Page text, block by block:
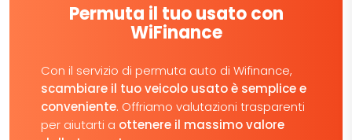
Permuta il tuo usato con
WiFinance
Con il servizio di permuta auto di Wifinance,
scambiare il tuo veicolo usato è semplice e
conveniente. Offriamo valutazioni trasparenti
per aiutarti a ottenere il massimo valore